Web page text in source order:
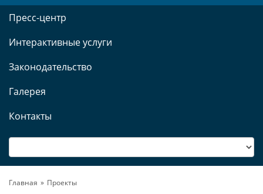
Пресс-центр
Интерактивные услуги
Законодательство
Галерея
Контакты
Главная Проекты